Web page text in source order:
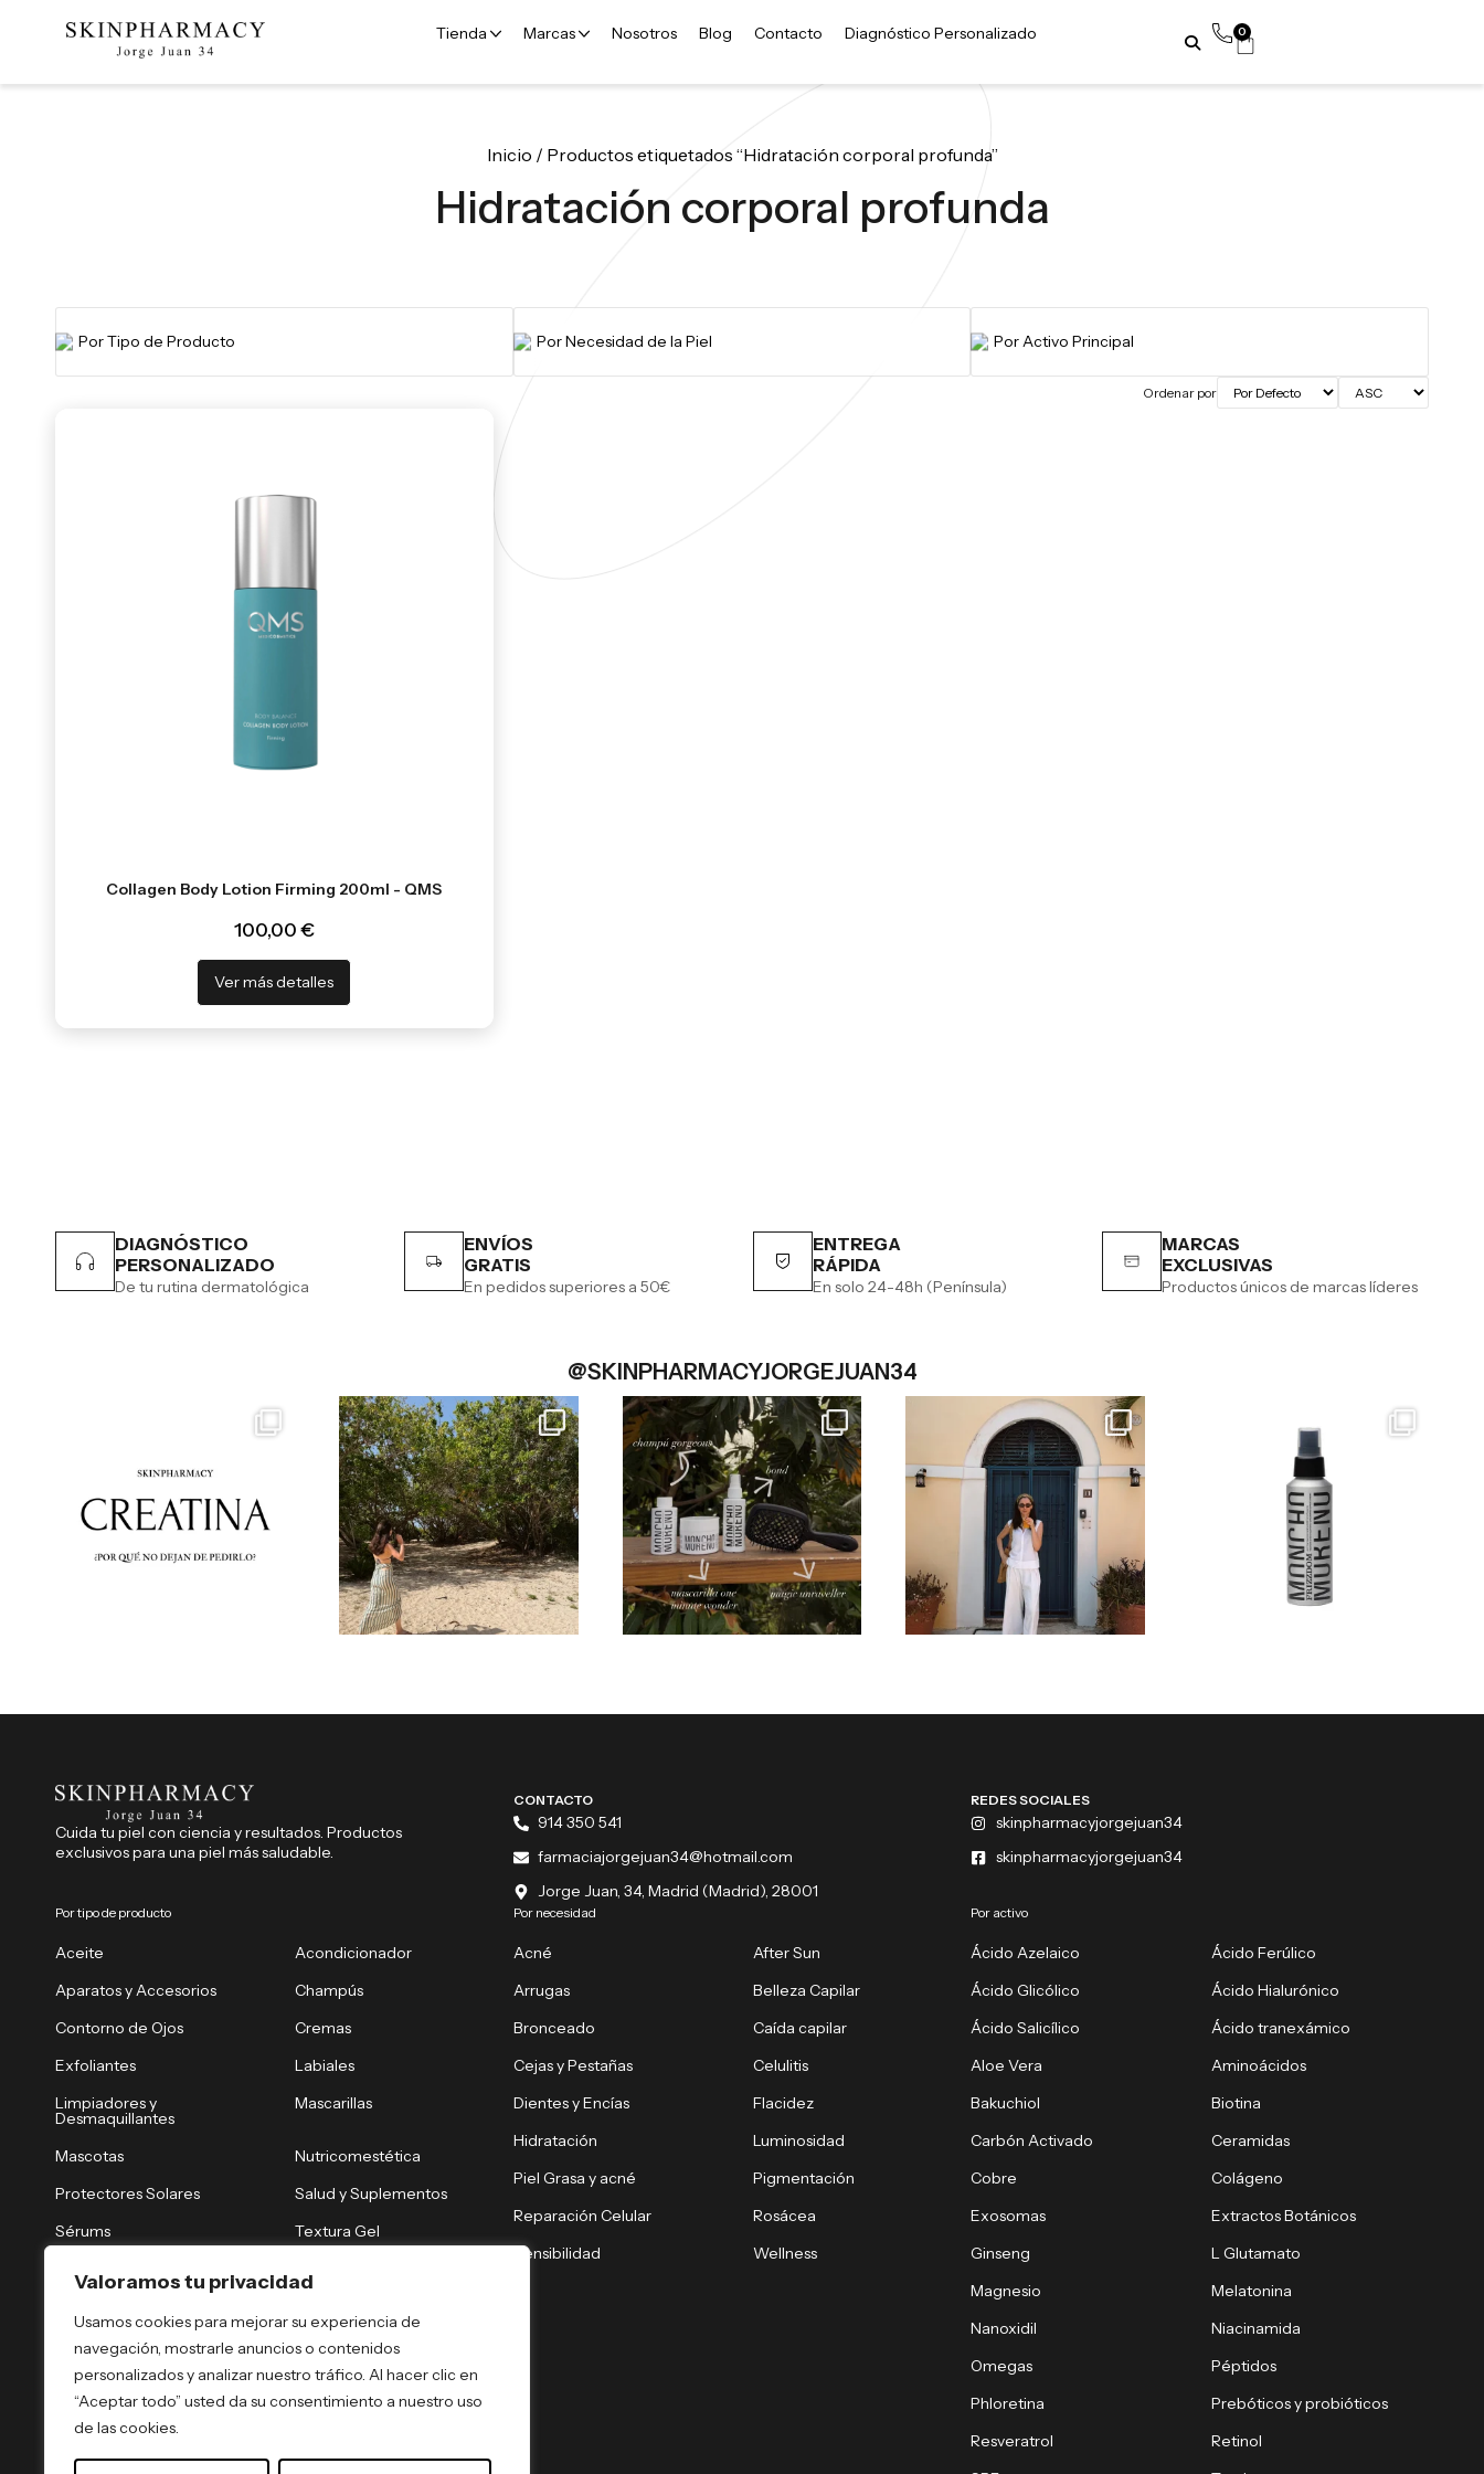
Valoramos tu privacidad
Usamos cookies para mejorar su experiencia de
navegación, mostrarle anuncios o contenidos
personalizados y analizar nuestro tráfico. Al hacer clic en
“Aceptar todo” usted da su consentimiento a nuestro uso
de las cookies.
Tienda Marcas Nosotros Blog Contacto Diagnóstico Personalizado 0
Inicio / Productos etiquetados “Hidratación corporal profunda”
Hidratación corporal profunda
Ordenar por
Collagen Body Lotion Firming 200ml - QMS
100,00 €
Ver más detalles
DIAGNÓSTICO
PERSONALIZADO
De tu rutina dermatológica
ENVÍOS
GRATIS
En pedidos superiores a 50€
ENTREGA
RÁPIDA
En solo 24-48h (Península)
MARCAS
EXCLUSIVAS
Productos únicos de marcas líderes
@SKINPHARMACYJORGEJUAN34
Cuida tu piel con ciencia y resultados. Productos
exclusivos para una piel más saludable.
CONTACTO
914 350 541
farmaciajorgejuan34@hotmail.com
Jorge Juan, 34, Madrid (Madrid), 28001
REDES SOCIALES
skinpharmacyjorgejuan34
skinpharmacyjorgejuan34
Por tipo de producto
Aceite
Acondicionador
Aparatos y Accesorios
Champús
Contorno de Ojos
Cremas
Exfoliantes
Labiales
Limpiadores y
Desmaquillantes
Mascarillas
Mascotas
Nutricomestética
Protectores Solares
Salud y Suplementos
Sérums
Textura Gel
Por necesidad
Acné
After Sun
Arrugas
Belleza Capilar
Bronceado
Caída capilar
Cejas y Pestañas
Celulitis
Dientes y Encías
Flacidez
Hidratación
Luminosidad
Piel Grasa y acné
Pigmentación
Reparación Celular
Rosácea
Sensibilidad
Wellness
Por activo
Ácido Azelaico
Ácido Ferúlico
Ácido Glicólico
Ácido Hialurónico
Ácido Salicílico
Ácido tranexámico
Aloe Vera
Aminoácidos
Bakuchiol
Biotina
Carbón Activado
Ceramidas
Cobre
Colágeno
Exosomas
Extractos Botánicos
Ginseng
L Glutamato
Magnesio
Melatonina
Nanoxidil
Niacinamida
Omegas
Péptidos
Phloretina
Prebóticos y probióticos
Resveratrol
Retinol